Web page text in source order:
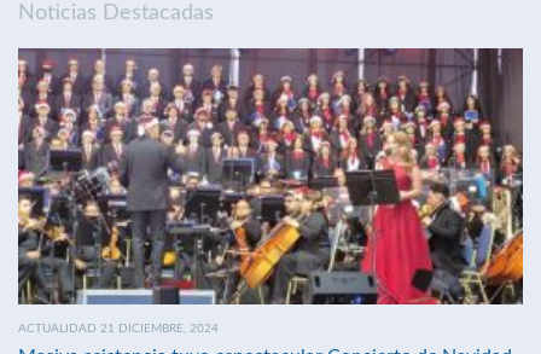
Noticias Destacadas
ACTUALIDAD 21 DICIEMBRE, 2024